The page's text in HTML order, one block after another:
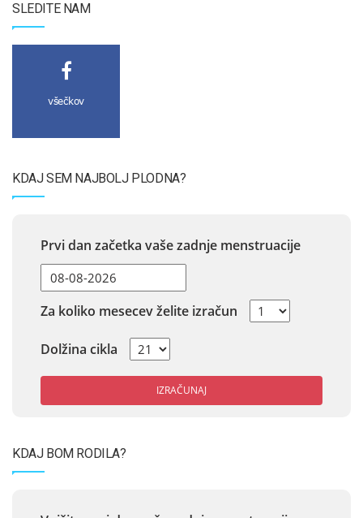
SLEDITE NAM
všečkov
KDAJ SEM NAJBOLJ PLODNA?
Prvi dan začetka vaše zadnje menstruacije
Za koliko mesecev želite izračun
Dolžina cikla
IZRAČUNAJ
KDAJ BOM RODILA?